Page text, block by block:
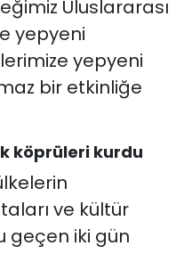
Uluslararası
yepyeni
yepyeni
bir etkinliğe
köprüleri kurdu
ve kültür
geçen iki gün